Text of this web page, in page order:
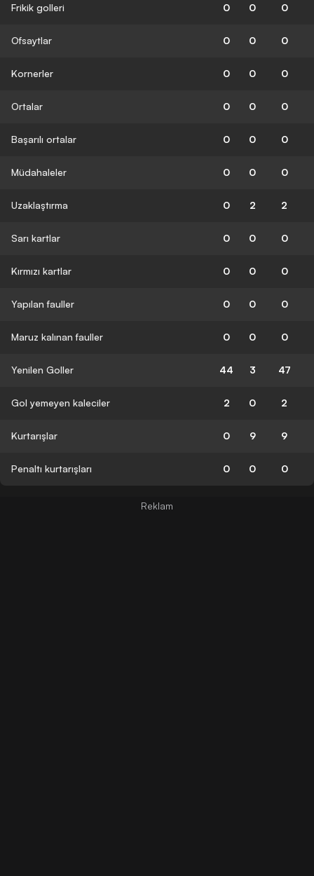
Frikik golleri 0 0 0
Ofsaytlar 0 0 0
Kornerler 0 0 0
Ortalar 0 0 0
Başarılı ortalar 0 0 0
Müdahaleler 0 0 0
Uzaklaştırma 0 2 2
Sarı kartlar 0 0 0
Kırmızı kartlar 0 0 0
Yapılan fauller 0 0 0
Maruz kalınan fauller 0 0 0
Yenilen Goller 44 3 47
Gol yemeyen kaleciler 2 0 2
Kurtarışlar 0 9 9
Penaltı kurtarışları 0 0 0